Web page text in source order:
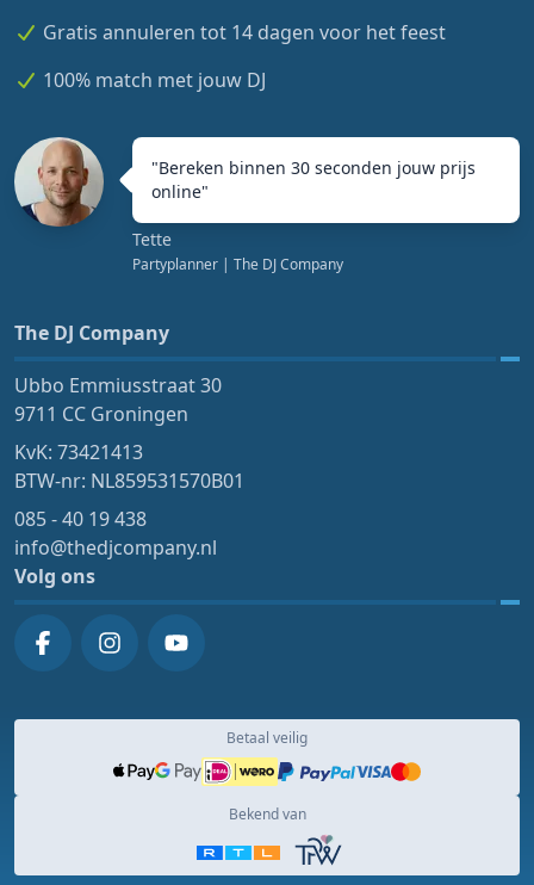
Gratis annuleren tot 14 dagen voor het feest
100% match met jouw DJ
"Bereken binnen 30 seconden jouw prijs
online"
Tette
Partyplanner | The DJ Company
The DJ Company
Ubbo Emmiusstraat 30
9711 CC Groningen
KvK: 73421413
BTW-nr: NL859531570B01
085 - 40 19 438
info@thedjcompany.nl
Volg ons
Betaal veilig
Bekend van